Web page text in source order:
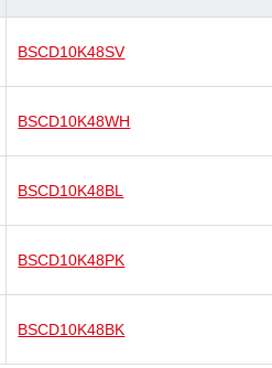
BSCD10K48SV
BSCD10K48WH
BSCD10K48BL
BSCD10K48PK
BSCD10K48BK